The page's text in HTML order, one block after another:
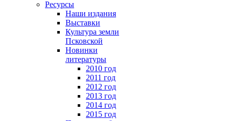
Ресурсы
Наши издания
Выставки
Культура земли
Псковской
Новинки
литературы
2010 год
2011 год
2012 год
2013 год
2014 год
2015 год